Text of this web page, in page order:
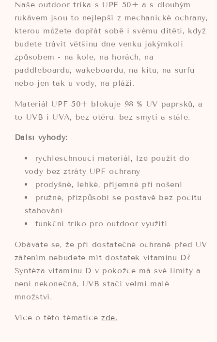
Naše outdoor trika s UPF 50+ a s dlouhým
rukávem jsou to nejlepší z mechanické ochrany,
kterou můžete dopřát sobě i svému dítěti, když
budete trávit většinu dne venku jakýmkoli
způsobem - na kole, na horách, na
paddleboardu, wakeboardu, na kitu, na surfu
nebo jen tak u vody, na pláži.
Materiál UPF 50+ blokuje 98 % UV paprsků, a
to UVB i UVA, bez otěru, bez smytí a stále.
Další výhody:
rychleschnoucí materiál, lze použít do
vody bez ztráty UPF ochrany
prodyšné, lehké, příjemné při nošení
pružné, přizpůsobí se postavě bez pocitu
stahování
funkční triko pro outdoor využití
Obáváte se, že při dostatečné ochraně před UV
zářením nebudete mít dostatek vitaminu D?
Syntéza vitaminu D v pokožce má své limity a
není nekonečná, UVB stačí velmi malé
množství.
Více o této tématice zde.